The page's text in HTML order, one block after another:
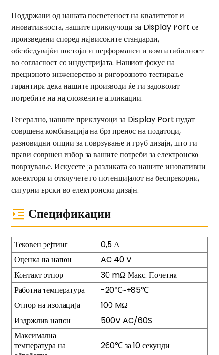
Поддржани од нашата посветеност на квалитетот и
иновативноста, нашите приклучоци за Display Port се
произведени според највисоките стандарди,
обезбедувајќи постојани перформанси и компатибилност
во согласност со индустријата. Нашиот фокус на
прецизното инженерство и ригорозното тестирање
гарантира дека нашите производи ќе ги задоволат
потребите на најсложените апликации.
Генерално, нашите приклучоци за Display Port нудат
совршена комбинација на брз пренос на податоци,
разновидни опции за поврзување и груб дизајн, што ги
прави совршен избор за вашите потреби за електронско
поврзување. Искусете ја разликата со нашите иновативни
конектори и отклучете го потенцијалот на беспрекорни,
сигурни врски во електронски дизајн.
Спецификации
Тековен рејтинг
0,5 А
Оценка на напон
AC 40 V
Контакт отпор
30 mΩ Макс. Почетна
Работна температура
-20℃~+85℃
Отпор на изолација
100 MΩ
Издржлив напон
500V AC/60S
Максимална
температура на
260℃ за 10 секунди